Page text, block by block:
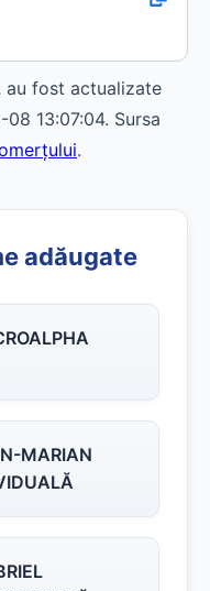
au fost actualizate
13:07:04. Sursa
.
adăugate
MARIAN